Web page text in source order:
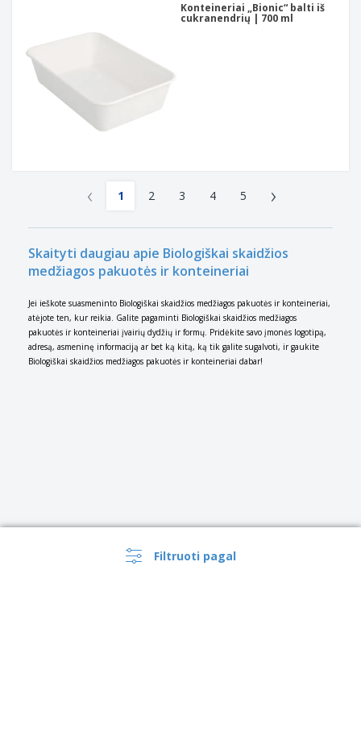
Filtruoti pagal
Konteineriai „Bionic“ balti iš
cukranendrių | 700 ml
‹ 1 2 3 4 5 ›
Skaityti daugiau apie Biologiškai skaidžios
medžiagos pakuotės ir konteineriai
Jei ieškote suasmeninto Biologiškai skaidžios medžiagos pakuotės ir konteineriai,
atėjote ten, kur reikia. Galite pagaminti Biologiškai skaidžios medžiagos
pakuotės ir konteineriai įvairių dydžių ir formų. Pridėkite savo įmonės logotipą,
adresą, asmeninę informaciją ar bet ką kitą, ką tik galite sugalvoti, ir gaukite
Biologiškai skaidžios medžiagos pakuotės ir konteineriai dabar!